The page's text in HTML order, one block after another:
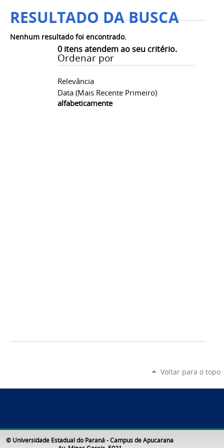
RESULTADO DA BUSCA
0itens atendem ao seu critério.
Ordenar por
Relevância
Data (mais Recente Primeiro)
alfabeticamente
Nenhum resultado foi encontrado.
Voltar para o topo
© Universidade Estadual do Paraná - Campus de Apucarana